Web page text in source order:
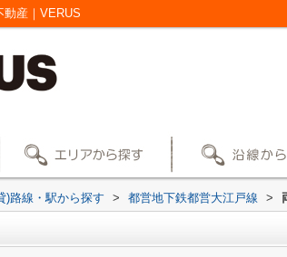
動産｜VERUS
)路線・駅から探す > 都営地下鉄都営大江戸線 >